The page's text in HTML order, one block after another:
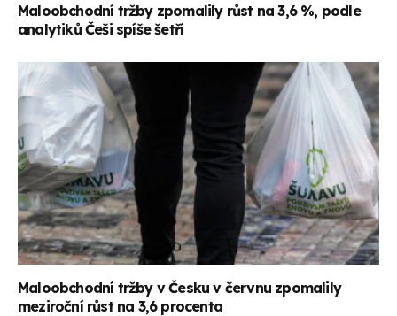
Maloobchodní tržby zpomalily růst na 3,6 %, podle
analytiků Češi spíše šetří
Maloobchodní tržby v Česku v červnu zpomalily
meziroční růst na 3,6 procenta